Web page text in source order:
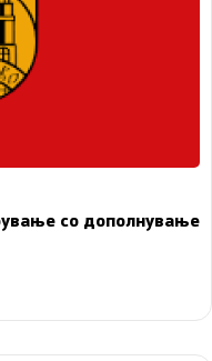
со дополнување